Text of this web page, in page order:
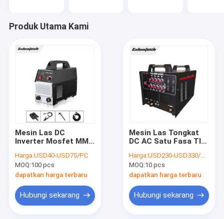
Produk Utama Kami
Mesin Las DC
Inverter Mosfet MMA
Fase Tunggal 220v
Harga:USD40-USD75/PC
MOQ:100 pcs
dapatkan harga terbaru
Hubungi sekarang
Mesin Las Tongkat
DC AC Satu Fasa TIG
Welder
Harga:USD230-USD330/PC
MOQ:10 pcs
dapatkan harga terbaru
Hubungi sekarang